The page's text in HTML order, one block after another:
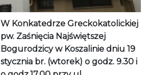
W Konkatedrze Greckokatolickiej
pw. Zaśnięcia Najświętszej
Bogurodzicy w Koszalinie dniu 19
stycznia br. (wtorek) o godz. 9.30 i